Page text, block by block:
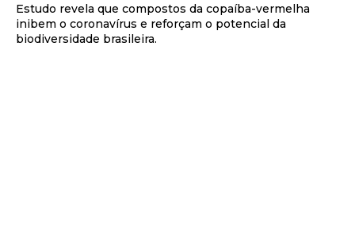
Estudo revela que compostos da copaíba-vermelha
inibem o coronavírus e reforçam o potencial da
biodiversidade brasileira.